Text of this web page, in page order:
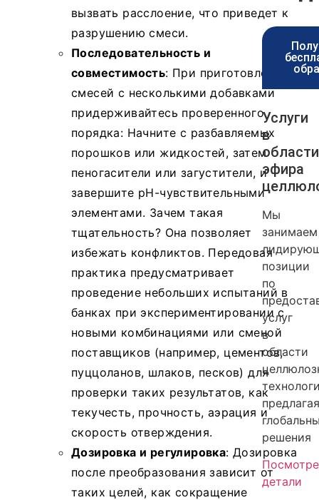
Услуги
в
области
эфира
Мы
занимаем
позиции
по
услуг
в
области
предлагая
решения
детали
вызвать расслоение, что приведет к
разрушению смеси.
Последовательность и
совместимость: При приготовлении
смесей с несколькими добавками
придерживайтесь проверенного
порядка: Начните с разбавляемых
порошков или жидкостей, затем
пеногасители или загустители, и
завершите pH-чувствительными
элементами. Зачем такая
тщательность? Она позволяет
избежать конфликтов. Передовая
практика предусматривает
проведение небольших испытаний в
банках при экспериментировании с
новыми комбинациями или сменой
поставщиков (например, цементов,
пуццоланов, шлаков, песков) для
проверки таких результатов, как
текучесть, прочность, аэрация и
скорость отверждения.
Дозировка и регулировка: Дозировка
после преобразования зависит от
таких целей, как сокращение